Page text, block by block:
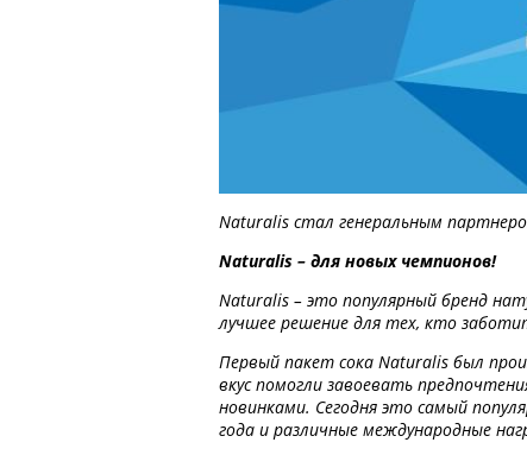
Naturalis стал генеральным
Naturalis – для новых чемпионов!
Naturalis – это популярный бренд
лучшее решение для тех, кто
Первый пакет сока Naturalis был
вкус помогли завоевать
новинками. Сегодня это самый
года и различные международные